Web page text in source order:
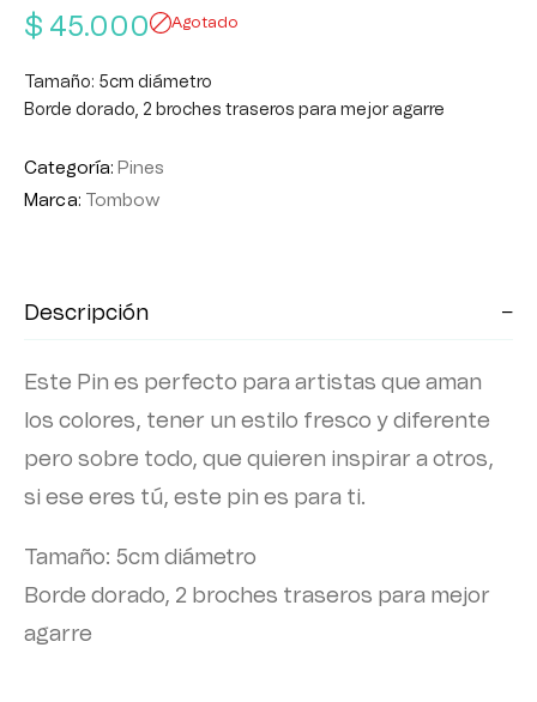
$ 45.000 Agotado
Tamaño: 5cm diámetro
Borde dorado, 2 broches traseros para mejor agarre
Categoría: Pines
Marca:
Tombow
Descripción
Este Pin es perfecto para artistas que aman
los colores, tener un estilo fresco y diferente
pero sobre todo, que quieren inspirar a otros,
si ese eres tú, este pin es para ti.
Tamaño: 5cm diámetro
Borde dorado, 2 broches traseros para mejor
agarre